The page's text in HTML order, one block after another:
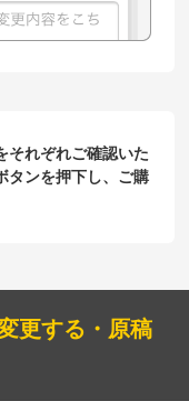
それぞれご確認いた
タンを押下し、ご購
更する・原稿